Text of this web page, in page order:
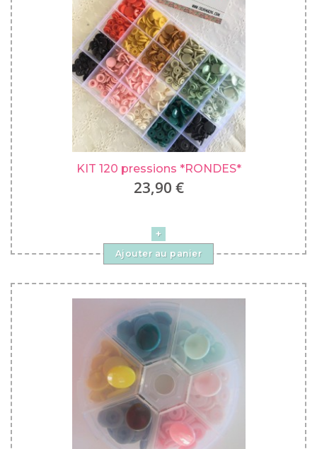
KIT 120 pressions *RONDES*
23,90 €
Ajouter au panier